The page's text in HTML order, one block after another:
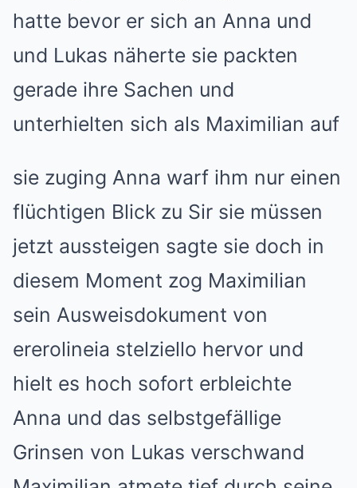
hatte bevor er sich an Anna und
und Lukas näherte sie packten
gerade ihre Sachen und
unterhielten sich als Maximilian auf
sie zuging Anna warf ihm nur einen
flüchtigen Blick zu Sir sie müssen
jetzt aussteigen sagte sie doch in
diesem Moment zog Maximilian
sein Ausweisdokument von
ererolineia stelziello hervor und
hielt es hoch sofort erbleichte
Anna und das selbstgefällige
Grinsen von Lukas verschwand